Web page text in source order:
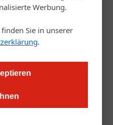
Werbung.
Sie in unserer
.
zählen Österreich und